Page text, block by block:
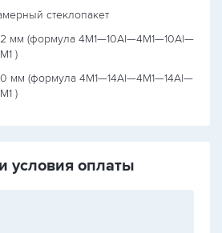
стеклопакет
мм (формула 4М1—10Al—4М1—10Al—
)
мм (формула 4М1—14Al—4М1—14Al—
)
условия оплаты